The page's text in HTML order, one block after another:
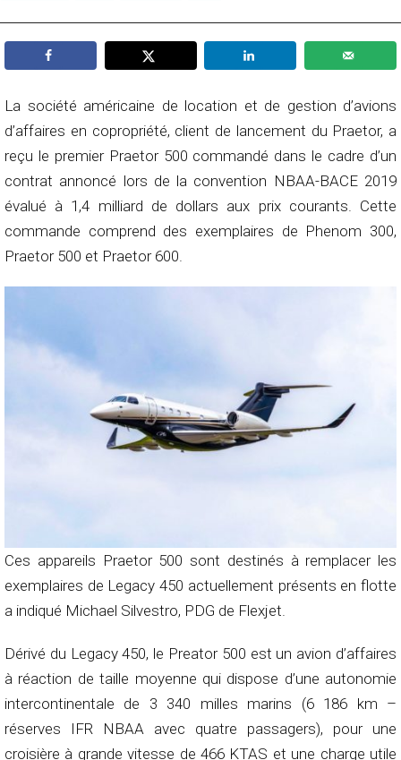
La société américaine de location et de gestion d’avions
d’affaires en copropriété, client de lancement du Praetor, a
reçu le premier Praetor 500 commandé dans le cadre d’un
contrat annoncé lors de la convention NBAA-BACE 2019
évalué à 1,4 milliard de dollars aux prix courants. Cette
commande comprend des exemplaires de Phenom 300,
Praetor 500 et Praetor 600.
Ces appareils Praetor 500 sont destinés à remplacer les
exemplaires de Legacy 450 actuellement présents en flotte
a indiqué Michael Silvestro, PDG de Flexjet.
Dérivé du Legacy 450, le Preator 500 est un avion d’affaires
à réaction de taille moyenne qui dispose d’une autonomie
intercontinentale de 3 340 milles marins (6 186 km –
réserves IFR NBAA avec quatre passagers), pour une
croisière à grande vitesse de 466 KTAS et une charge utile